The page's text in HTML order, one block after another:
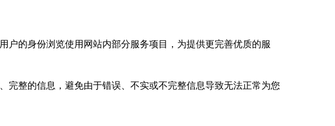
的身份浏览使用网站内部分服务项目，为提供更完善优质的服
整的信息，避免由于错误、不实或不完整信息导致无法正常为您